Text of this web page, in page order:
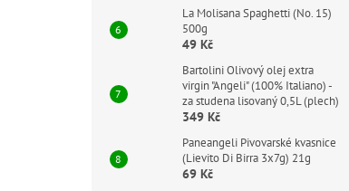
La Molisana Spaghetti (No. 15)
500g
49 Kč
Bartolini Olivový olej extra
virgin "Angeli" (100% Italiano) -
za studena lisovaný 0,5L (plech)
349 Kč
Paneangeli Pivovarské kvasnice
(Lievito Di Birra 3x7g) 21g
69 Kč